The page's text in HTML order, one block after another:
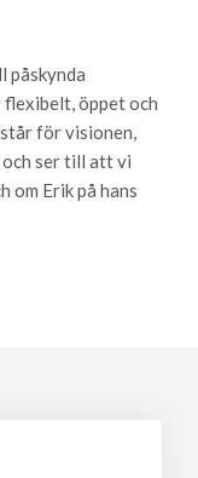
påskynda
öppet och
för visionen,
ser till att vi
om Erik på hans